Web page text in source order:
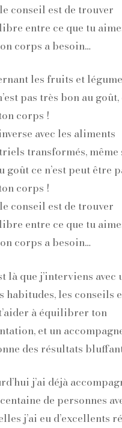
conseil est de trouver
entre ce que tu
corps a besoin…
les fruits et
pas très bon au goût,
corps !
avec les aliments
transformés, même
goût ce n’est peut être
corps !
conseil est de trouver
entre ce que tu
corps a besoin…
là que j’interviens
habitudes, les conseils
à équilibrer ton
et un
des résultats
j’ai déjà
centaine de personnes
j’ai eu d’excellents